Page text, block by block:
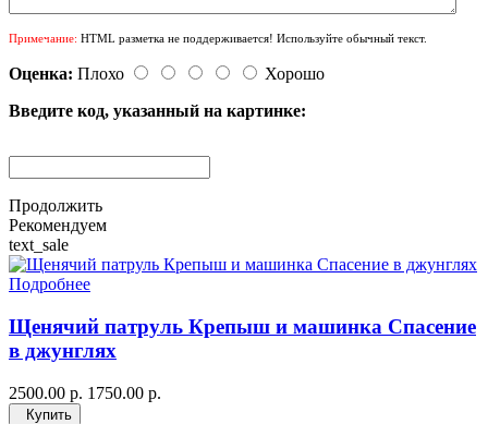
Примечание: HTML разметка не поддерживается! Используйте обычный текст.
Оценка: Плохо
Хорошо
Введите код, указанный на картинке:
Продолжить
Рекомендуем
text_sale
Подробнее
Щенячий патруль Крепыш и машинка Спасение
в джунглях
2500.00 р. 1750.00 р.
Купить